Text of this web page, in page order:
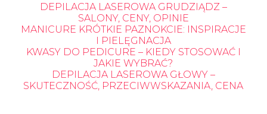
DEPILACJA LASEROWA GRUDZIĄDZ –
SALONY, CENY, OPINIE
MANICURE KRÓTKIE PAZNOKCIE: INSPIRACJE
I PIELĘGNACJA
KWASY DO PEDICURE – KIEDY STOSOWAĆ I
JAKIE WYBRAĆ?
DEPILACJA LASEROWA GŁOWY –
SKUTECZNOŚĆ, PRZECIWWSKAZANIA, CENA